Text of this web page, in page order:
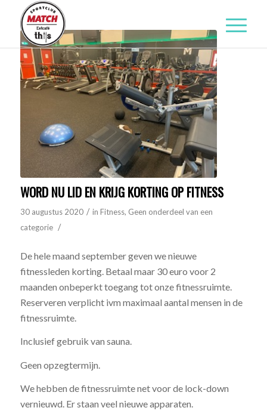
WORD NU LID EN KRIJG KORTING OP FITNESS
30 augustus 2020 / in Fitness, Geen onderdeel van een
categorie /
De hele maand september geven we nieuwe
fitnessleden korting. Betaal maar 30 euro voor 2
maanden onbeperkt toegang tot onze fitnessruimte.
Reserveren verplicht ivm maximaal aantal mensen in de
fitnessruimte.
Inclusief gebruik van sauna.
Geen opzegtermijn.
We hebben de fitnessruimte net voor de lock-down
vernieuwd. Er staan veel nieuwe apparaten.